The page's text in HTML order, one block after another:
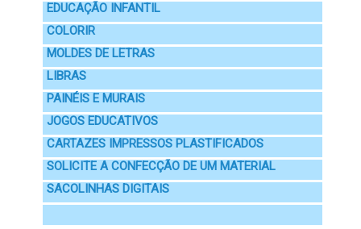
EDUCAÇÃO INFANTIL
COLORIR
MOLDES DE LETRAS
LIBRAS
PAINÉIS E MURAIS
JOGOS EDUCATIVOS
CARTAZES IMPRESSOS PLASTIFICADOS
SOLICITE A CONFECÇÃO DE UM MATERIAL
SACOLINHAS DIGITAIS